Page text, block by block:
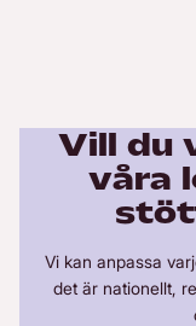
Vill du
våra
Vi kan anpassa
det är nationellt,